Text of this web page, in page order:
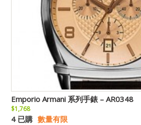
Emporio Armani 系列手錶 – AR0348
$1,768
4 已購 數量有限